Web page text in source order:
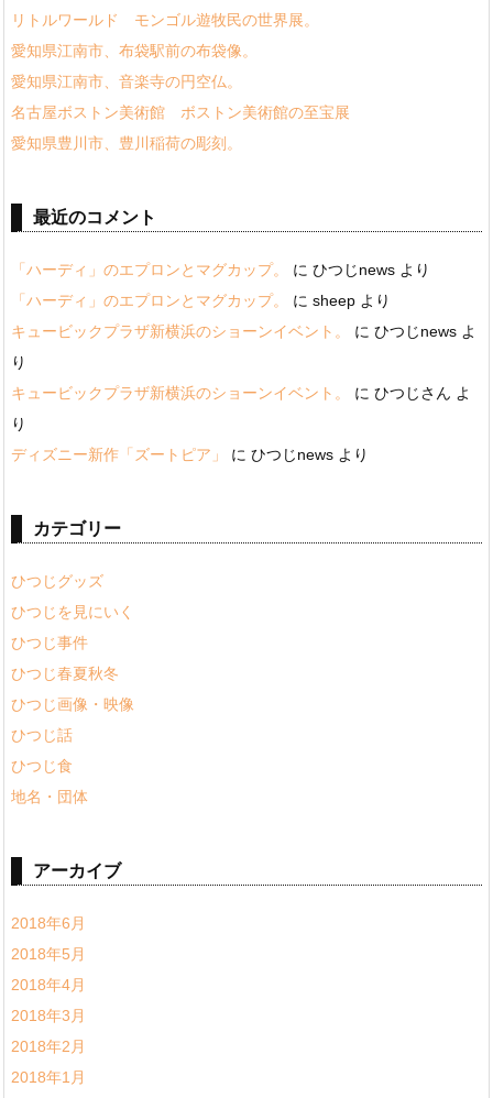
リトルワールド モンゴル遊牧民の世界展。
愛知県江南市、布袋駅前の布袋像。
愛知県江南市、音楽寺の円空仏。
名古屋ボストン美術館 ボストン美術館の至宝展
愛知県豊川市、豊川稲荷の彫刻。
最近のコメント
「ハーディ」のエプロンとマグカップ。 に ひつじnews より
「ハーディ」のエプロンとマグカップ。
に sheep より
キュービックプラザ新横浜のショーンイベント。
に ひつじnews よ
り
キュービックプラザ新横浜のショーンイベント。
に ひつじさん よ
り
ディズニー新作「ズートピア」
に ひつじnews より
カテゴリー
ひつじグッズ
ひつじを見にいく
ひつじ事件
ひつじ春夏秋冬
ひつじ画像・映像
ひつじ話
ひつじ食
地名・団体
アーカイブ
2018年6月
2018年5月
2018年4月
2018年3月
2018年2月
2018年1月